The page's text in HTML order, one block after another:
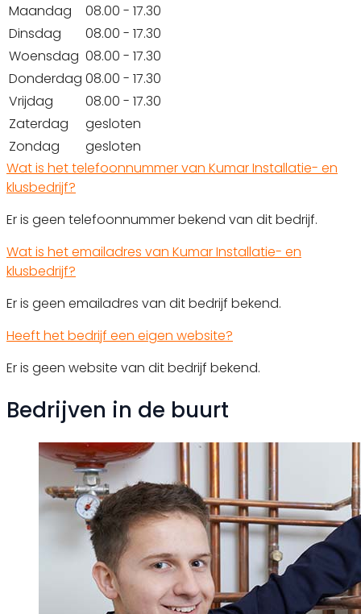
Maandag
08.00 - 17.30
Dinsdag
08.00 - 17.30
Woensdag 08.00 - 17.30
Donderdag 08.00 - 17.30
Vrijdag
08.00 - 17.30
Zaterdag
gesloten
Zondag
gesloten
Wat is het telefoonnummer van Kumar Installatie- en
klusbedrijf?
Er is geen telefoonnummer bekend van dit bedrijf.
Wat is het emailadres van Kumar Installatie- en
klusbedrijf?
Er is geen emailadres van dit bedrijf bekend.
Heeft het bedrijf een eigen website?
Er is geen website van dit bedrijf bekend.
Bedrijven in de buurt